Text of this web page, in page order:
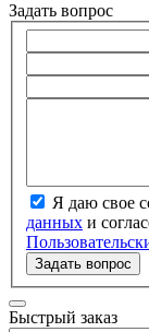
Задать вопрос
Я даю свое
данных и
Задать вопрос
Быстрый заказ